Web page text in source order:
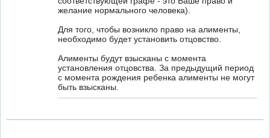
желание нормального человека).
Для того, чтобы возникло право на алименты,
необходимо будет установить отцовство.
Алименты будут взысканы с момента
установления отцовства. За предыдущий период
с момента рождения ребенка алименты не могут
быть взысканы.